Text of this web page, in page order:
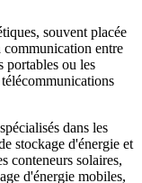
souvent placée
communication entre
portables ou les
dans les
stockage d'énergie et
conteneurs solaires,
d'énergie mobiles,